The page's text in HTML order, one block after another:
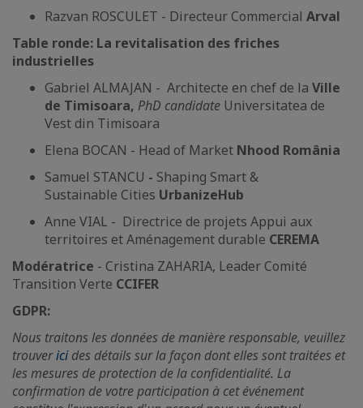
Razvan ROSCULET - Directeur Commercial Arval
Table ronde: La revitalisation des friches
industrielles
Gabriel ALMAJAN - Architecte en chef de la Ville
de Timisoara, PhD candidate Universitatea de
Vest din Timisoara
Elena BOCAN - Head of Market Nhood România
Samuel STANCU - Shaping Smart &
Sustainable Cities UrbanizeHub
Anne VIAL - Directrice de projets Appui aux
territoires et Aménagement durable CEREMA
Modératrice - Cristina ZAHARIA, Leader Comité
Transition Verte CCIFER
GDPR:
Nous traitons les données de manière responsable, veuillez
trouvericides détails sur la façon dont elles sont traitées et
les mesures de protection de la confidentialité. La
confirmation de votre participation à cet événement